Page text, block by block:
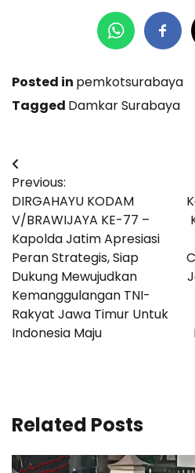
Posted in pemkotsurabaya
Tagged Damkar Surabaya
Navigasi
pos
Previous:
DIRGAHAYU KODAM
V/BRAWIJAYA KE-77 –
Kapolda Jatim Apresiasi
Peran Strategis, Siap
Dukung Mewujudkan
Kemanggulangan TNI-
Rakyat Jawa Timur Untuk
Indonesia Maju
Related Posts